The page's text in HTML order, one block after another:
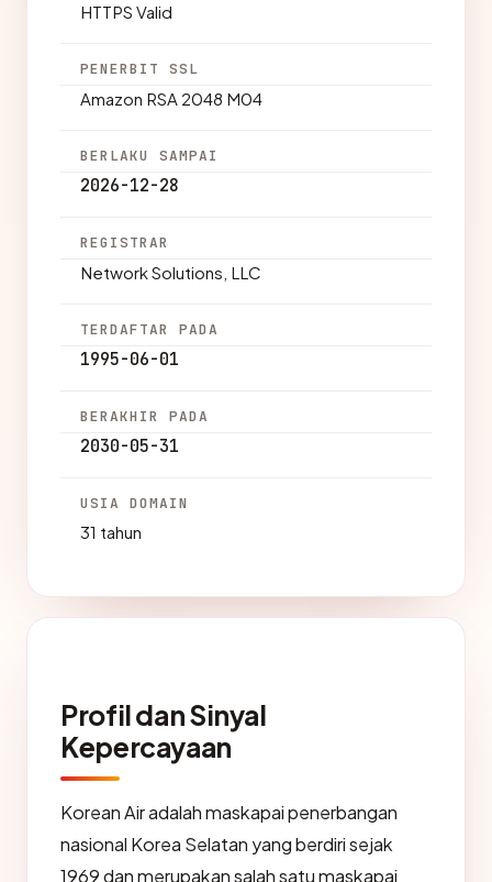
HTTPS Valid
PENERBIT SSL
Amazon RSA 2048 M04
BERLAKU SAMPAI
2026-12-28
REGISTRAR
Network Solutions, LLC
TERDAFTAR PADA
1995-06-01
BERAKHIR PADA
2030-05-31
USIA DOMAIN
31 tahun
Profil dan Sinyal
Kepercayaan
Korean Air adalah maskapai penerbangan
nasional Korea Selatan yang berdiri sejak
1969 dan merupakan salah satu maskapai